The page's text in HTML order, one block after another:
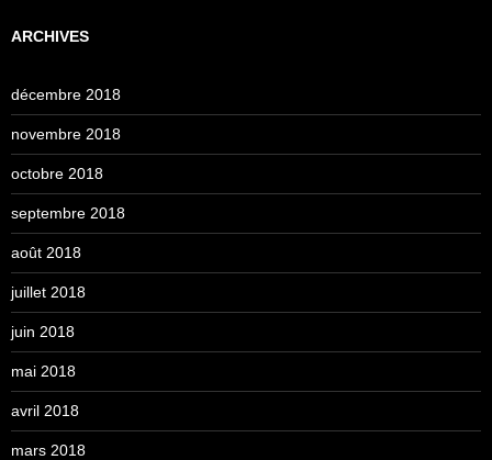
ARCHIVES
décembre 2018
novembre 2018
octobre 2018
septembre 2018
août 2018
juillet 2018
juin 2018
mai 2018
avril 2018
mars 2018